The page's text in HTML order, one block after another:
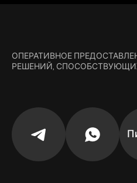
ОПЕРАТИВНОЕ
РЕШЕНИЙ,